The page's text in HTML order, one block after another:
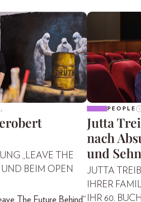
„LEAVE THE
UND BEIM OPEN
The Future Behind“
PEOPLE
Jutta
nach
und
JUTTA
IHRER
IHR 60.